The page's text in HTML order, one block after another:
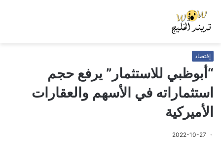
إقتصاد
“أبوظبي للاستثمار” يرفع حجم
استثماراته في الأسهم والعقارات
الأميركية
2022-10-27